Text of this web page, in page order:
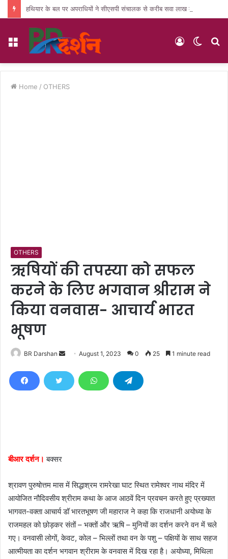
Menu
Switch
Log
Home / OTHERS
OTHERS
ऋषियों की तपस्या को सफल
करने के लिए भगवान श्रीराम ने
किया वनवास- आचार्य भारत
भूषण
BR Darshan
d
August 1, 2023 0 25 1 minute read
बीआर दर्शन। बक्सर
श्रावण पुरुषोत्तम मास में सिद्धाश्रम रामरेखा घाट स्थित रामेश्वर नाथ मंदिर में
आयोजित नौदिवसीय श्रीराम कथा के आज आठवें दिन प्रवचन करते हुए प्रख्यात
भागवत-वक्ता आचार्य डॉ भारतभूषण जी महाराज ने कहा कि राजधानी अयोध्या के
राजमहल को छोड़कर संतों – भक्तों और ऋषि – मुनियों का दर्शन करने वन में चले
गए। वनवासी लोगों, केवट, कोल – भिल्लों तथा वन के पशु – पक्षियों के साथ सहज
आत्मीयता का दर्शन भगवान श्रीराम के वनवास में दिख रहा है। अयोध्या, मिथिला